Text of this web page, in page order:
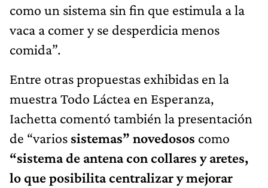
como un sistema sin fin que estimula a la
vaca a comer y se desperdicia menos
comida”.
Entre otras propuestas exhibidas en la
muestra Todo Láctea en Esperanza,
Iachetta comentó también la presentación
de “varios sistemas” novedosos como
“sistema de antena con collares y aretes,
lo que posibilita centralizar y mejorar